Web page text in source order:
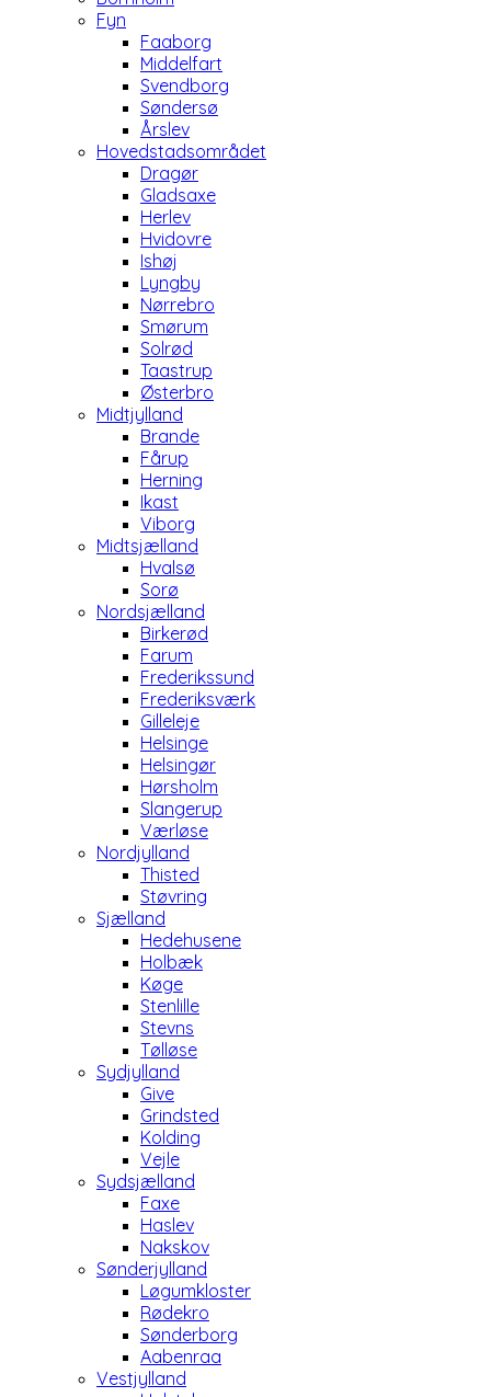
Fyn
Faaborg
Middelfart
Svendborg
Søndersø
Årslev
Hovedstadsområdet
Dragør
Gladsaxe
Herlev
Hvidovre
Ishøj
Lyngby
Nørrebro
Smørum
Solrød
Taastrup
Østerbro
Midtjylland
Brande
Fårup
Herning
Ikast
Viborg
Midtsjælland
Hvalsø
Sorø
Nordsjælland
Birkerød
Farum
Frederikssund
Frederiksværk
Gilleleje
Helsinge
Helsingør
Hørsholm
Slangerup
Værløse
Nordjylland
Thisted
Støvring
Sjælland
Hedehusene
Holbæk
Køge
Stenlille
Stevns
Tølløse
Sydjylland
Give
Grindsted
Kolding
Vejle
Sydsjælland
Faxe
Haslev
Nakskov
Sønderjylland
Løgumkloster
Rødekro
Sønderborg
Aabenraa
Vestjylland